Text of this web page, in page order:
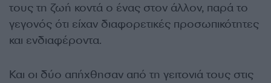
τους τη ζωή κοντά ο ένας στον άλλον, παρά το
γεγονός ότι είχαν διαφορετικές προσωπικότητες
και ενδιαφέροντα.
Και οι δύο απήχθησαν από τη γειτονιά τους στις